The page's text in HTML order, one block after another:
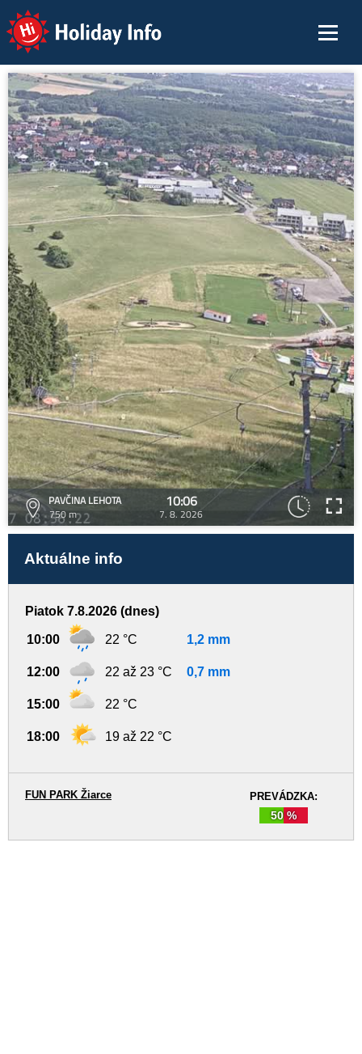
Holiday Info
PAVČINA LEHOTA
750 m
10:06
7. 8. 2026
Aktuálne info
Piatok 7.8.2026 (dnes)
10:00 22 °C 1,2 mm
12:00 22 až 23 °C 0,7 mm
15:00 22 °C
18:00 19 až 22 °C
PREVÁDZKA:
50 %
FUN PARK Žiarce